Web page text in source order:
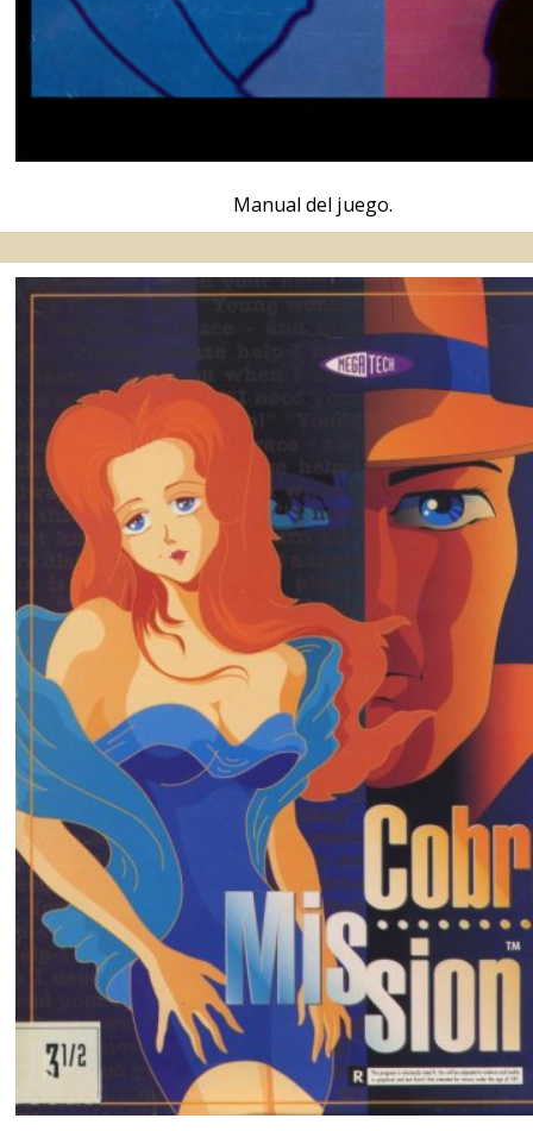
Versión americana.